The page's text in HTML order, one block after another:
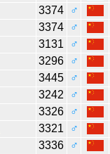
3374
♂
3374
♂
3131
♂
3296
♂
3445
♂
3242
♂
3326
♂
3321
♂
3336
♂